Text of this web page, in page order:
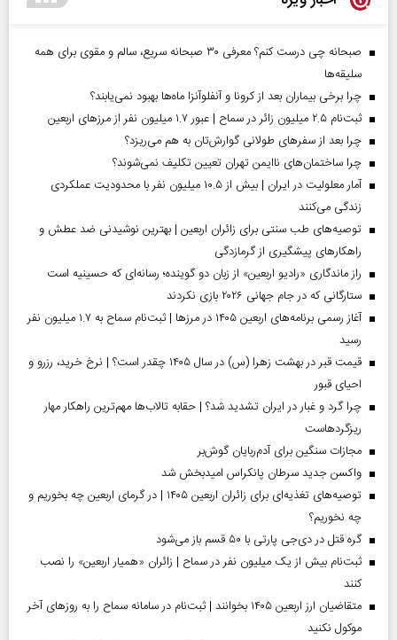
صبحانه چی درست کنم؟ معرفی ۳۰ صبحانه سریع، سالم و مقوی برای همه
سلیقه‌ها
چرا برخی بیماران بعد از کرونا و آنفلوآنزا ماه‌ها بهبود نمی‌یابند؟
ثبت‌نام ۲.۵ میلیون زائر در سماح | عبور ۱.۷ میلیون نفر از مرز‌های اربعین
چرا بعد از سفرهای طولانی گوارش‌تان به هم می‌ریزد؟
چرا ساختمان‌های ناایمن تهران تعیین تکلیف نمی‌شوند؟
آمار معلولیت در ایران | بیش از ۱۰.۵ میلیون نفر با محدودیت عملکردی
زندگی می‌کنند
توصیه‌های طب سنتی برای زائران اربعین | بهترین نوشیدنی ضد عطش و
راهکارهای پیشگیری از گرمازدگی
راز ماندگاری «رادیو اربعین» از زبان دو گوینده؛ رسانه‌ای که حسینیه است
ستارگانی که در جام جهانی ۲۰۲۶ بازی نکردند
آغاز رسمی برنامه‌های اربعین ۱۴۰۵ در مرز‌ها | ثبت‌نام سماح به ۱.۷ میلیون نفر
رسید
قیمت قبر در بهشت زهرا (س) در سال ۱۴۰۵ چقدر است؟ | نرخ خرید، رزرو و
احیای قبور
چرا گرد و غبار در ایران تشدید شد؟ | حقابه تالاب‌ها مهم‌ترین راهکار مهار
ریزگردهاست
مجازات سنگین برای آدم‌ربایان گوش‌بر
واکسن جدید سرطان پانکراس امیدبخش شد
توصیه‌های تغذیه‌ای برای زائران اربعین ۱۴۰۵ | در گرمای اربعین چه بخوریم و
چه نخوریم؟
گره قتل در دی‌جی پارتی با ۵۰ قسم باز می‌شود
ثبت‌نام بیش از یک میلیون نفر در سماح | زائران «همیار اربعین» را نصب
کنند
متقاضیان ارز اربعین ۱۴۰۵ بخوانند | ثبت‌نام در سامانه سماح را به روز‌های آخر
موکول نکنید